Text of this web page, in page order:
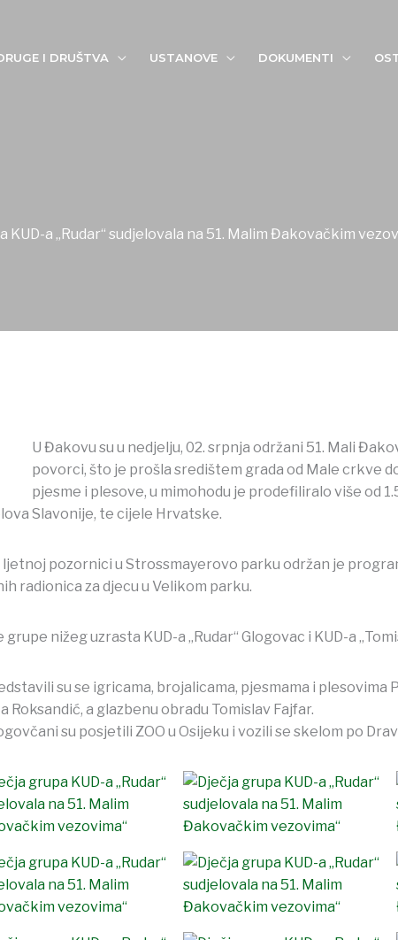
I DRUŠTVA USTANOVE DOKUMENTI
KUD-a „Rudar“ sudjelovala na 51. Malim Đakovačkim
U Đakovu su u nedjelju, 02. srpnja održani 51. Mali
povorci, što je prošla središtem grada od Male crkve
pjesme i plesove, u mimohodu je prodefiliralo više od
Slavonije, te cijele Hrvatske.
pozornici u Strossmayerovo parku održan je
radionica za djecu u Velikom parku.
nižeg uzrasta KUD-a „Rudar“ Glogovac i KUD-a
su se igricama, brojalicama, pjesmama i
a glazbenu obradu Tomislav Fajfar.
su posjetili ZOO u Osijeku i vozili se skelom po